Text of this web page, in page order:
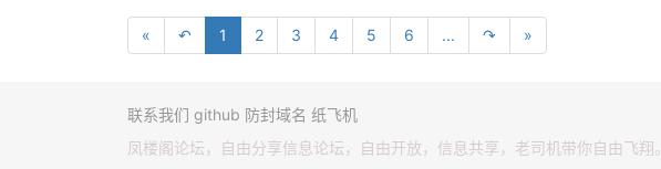
« ↶ 1 2 3 4 5 6 ... ↷ »
联系我们 github 防封域名 纸飞机
凤楼阁论坛，自由分享信息论坛，自由开放，信息共享，老司机带你自由飞翔。